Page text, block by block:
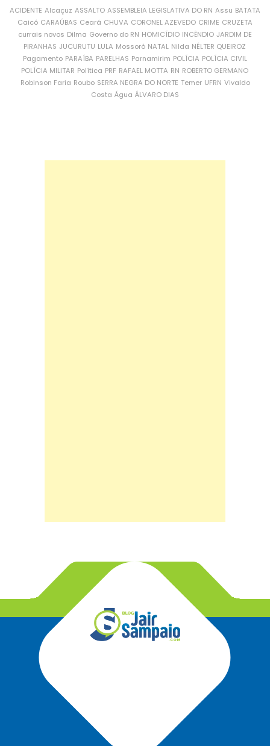
ACIDENTE Alcaçuz ASSALTO ASSEMBLEIA LEGISLATIVA DO RN Assu BATATA
Caicó CARAÚBAS Ceará CHUVA CORONEL AZEVEDO CRIME CRUZETA
currais novos Dilma Governo do RN HOMICÍDIO INCÊNDIO JARDIM DE
PIRANHAS JUCURUTU LULA Mossoró NATAL Nilda NÉLTER QUEIROZ
Pagamento PARAÍBA PARELHAS Parnamirim POLÍCIA POLÍCIA CIVIL
POLÍCIA MILITAR Política PRF RAFAEL MOTTA RN ROBERTO GERMANO
Robinson Faria Roubo SERRA NEGRA DO NORTE Temer UFRN Vivaldo
Costa Água ÁLVARO DIAS